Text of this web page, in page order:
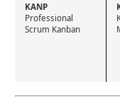
KANP
Professional
Scrum Kanban